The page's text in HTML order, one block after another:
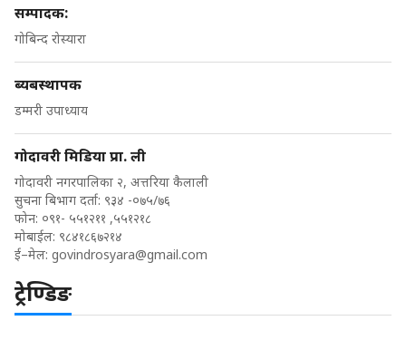
सम्पादक:
गोबिन्द रोस्यारा
ब्यबस्थापक
डम्मरी उपाध्याय
गोदावरी मिडिया प्रा. ली
गोदावरी नगरपालिका २, अत्तरिया कैलाली
सुचना बिभाग दर्ता: ९३४ -०७५/७६
फोन: ०९१- ५५१२११ ,५५१२१८
मोबाईल: ९८४१८६७२१४
ई–मेल: govindrosyara@gmail.com
ट्रेण्डिङ